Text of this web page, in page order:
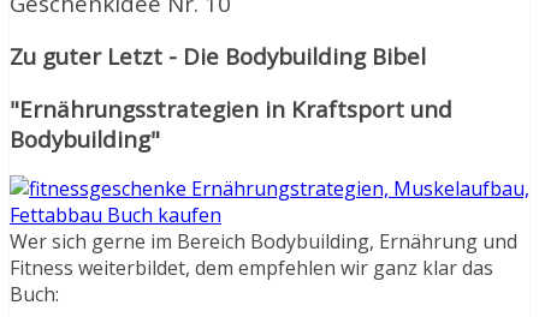
Zu guter Letzt - Die Bodybuilding Bibel
"Ernährungsstrategien in Kraftsport und
Bodybuilding"
Wer sich gerne im Bereich Bodybuilding, Ernährung und
Fitness weiterbildet, dem empfehlen wir ganz klar das
Buch: